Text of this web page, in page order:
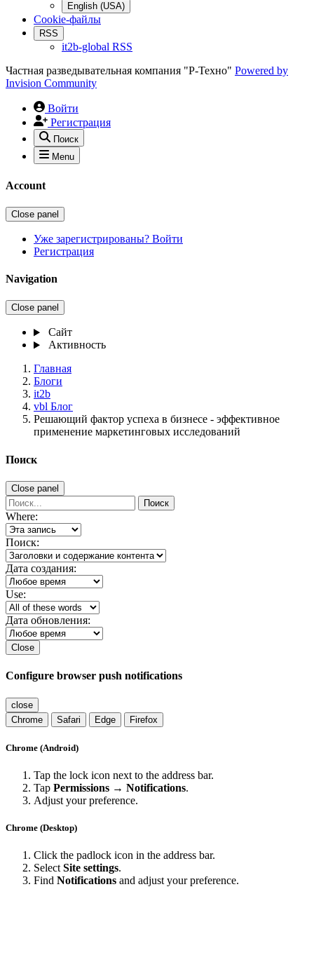
English (USA)
Cookie-файлы
RSS
it2b-global RSS
Частная разведывательная компания "Р-Техно" Powered by
Invision Community
Войти
Регистрация
Поиск
Menu
Account
Close panel
Уже зарегистрированы? Войти
Регистрация
Navigation
Close panel
Сайт
Активность
Главная
Блоги
it2b
vbl Блог
Решающий фактор успеха в бизнесе - эффективное
применение маркетинговых исследований
Поиск
Close panel
Поиск
Where:
Поиск:
Дата создания:
Use:
Дата обновления:
Close
Configure browser push notifications
close
Chrome
Safari Edge Firefox
Chrome (Android)
Tap the lock icon next to the address bar.
Tap Permissions → Notifications.
Adjust your preference.
Chrome (Desktop)
Click the padlock icon in the address bar.
Select Site settings.
Find Notifications and adjust your preference.